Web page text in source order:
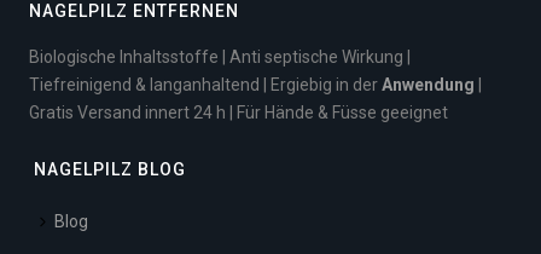
NAGELPILZ ENTFERNEN
Biologische Inhaltsstoffe | Anti septische Wirkung |
Tiefreinigend & langanhaltend | Ergiebig in derAnwendung
Gratis Versand innert 24 h | Für Hände & Füsse geeignet
NAGELPILZ BLOG
Blog